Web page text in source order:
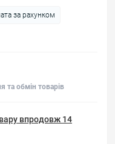
за рахунком
та обмін товарів
впродовж 14